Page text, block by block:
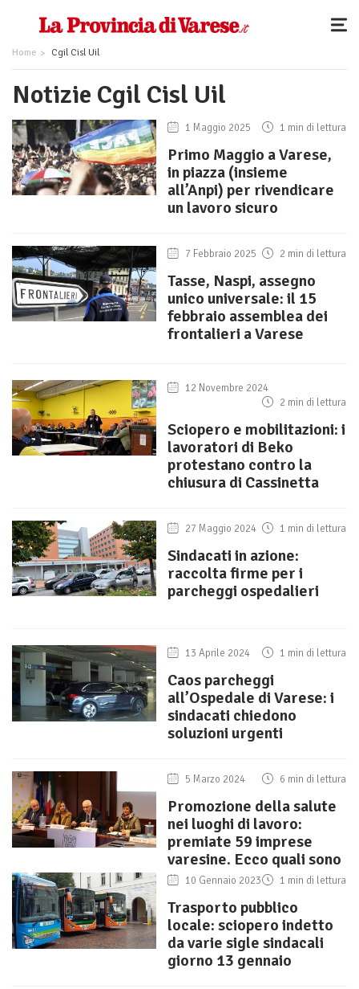
Home Cgil Cisl Uil
Notizie Cgil Cisl Uil
1 Maggio 2025 1 min di lettura
Primo Maggio a Varese,
in piazza (insieme
all’Anpi) per rivendicare
un lavoro sicuro
7 Febbraio 2025 2 min di lettura
Tasse, Naspi, assegno
unico universale: il 15
febbraio assemblea dei
frontalieri a Varese
12 Novembre 2024
2 min di lettura
Sciopero e mobilitazioni: i
lavoratori di Beko
protestano contro la
chiusura di Cassinetta
27 Maggio 2024 1 min di lettura
Sindacati in azione:
raccolta firme per i
parcheggi ospedalieri
13 Aprile 2024 1 min di lettura
Caos parcheggi
all’Ospedale di Varese: i
sindacati chiedono
soluzioni urgenti
5 Marzo 2024 6 min di lettura
Promozione della salute
nei luoghi di lavoro:
premiate 59 imprese
varesine. Ecco quali sono
10 Gennaio 2023 1 min di lettura
Trasporto pubblico
locale: sciopero indetto
da varie sigle sindacali
giorno 13 gennaio